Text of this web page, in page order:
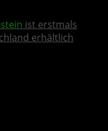
ist erstmals
erhältlich